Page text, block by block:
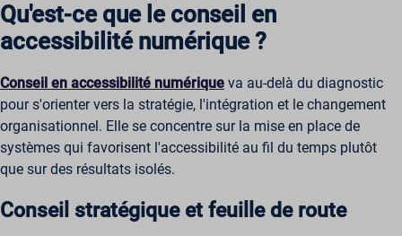
Qu'est-ce que le conseil en
accessibilité numérique ?
Conseil en accessibilité numérique va au-delà du diagnostic
pour s'orienter vers la stratégie, l'intégration et le changement
organisationnel. Elle se concentre sur la mise en place de
systèmes qui favorisent l'accessibilité au fil du temps plutôt
que sur des résultats isolés.
Conseil stratégique et feuille de route